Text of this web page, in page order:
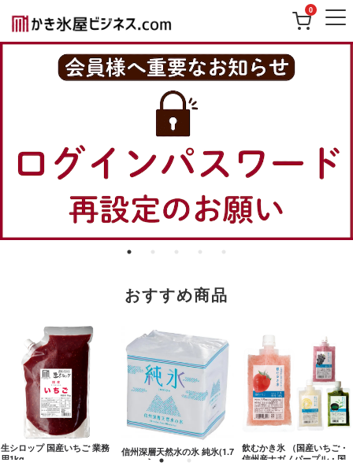
0
おすすめ商品
生シロップ 国産いちご 業務
用1kg
信州深層天然水の氷 純氷(1.7
5kg×8入)
飲むかき氷 （国産いちご・
信州産ナガノパープル・国...